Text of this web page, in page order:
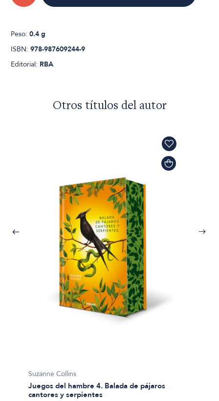
Peso:0.4 g
ISBN:978-987609244-9
Editorial: RBA
Otros títulos del autor
Suzanne Collins
Juegos del hambre 4. Balada de pájaros
cantores y serpientes